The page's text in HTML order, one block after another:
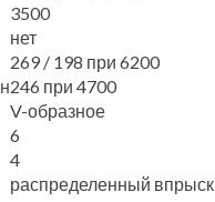
3500
нет
269 / 198 при 6200
246 при 4700
V-образное
6
4
распределенный впрыск